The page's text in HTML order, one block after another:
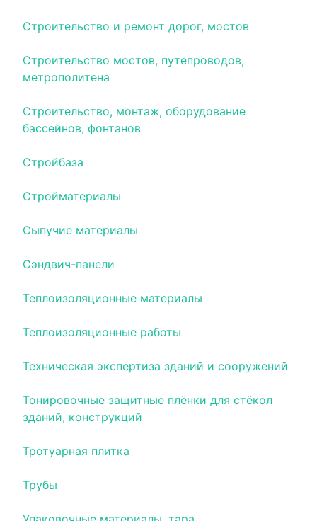
Строительство и ремонт дорог, мостов
Строительство мостов, путепроводов,
метрополитена
Строительство, монтаж, оборудование
бассейнов, фонтанов
Стройбаза
Стройматериалы
Сыпучие материалы
Сэндвич-панели
Теплоизоляционные материалы
Теплоизоляционные работы
Техническая экспертиза зданий и сооружений
Тонировочные защитные плёнки для стёкол
зданий, конструкций
Тротуарная плитка
Трубы